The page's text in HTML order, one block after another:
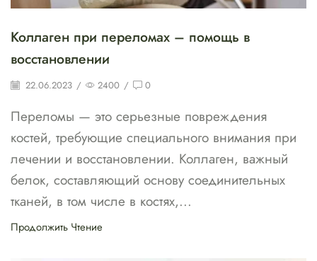
Коллаген при переломах – помощь в
восстановлении
22.06.2023 / 2400 / 0
Переломы — это серьезные повреждения
костей, требующие специального внимания при
лечении и восстановлении. Коллаген, важный
белок, составляющий основу соединительных
тканей, в том числе в костях,...
Продолжить Чтение